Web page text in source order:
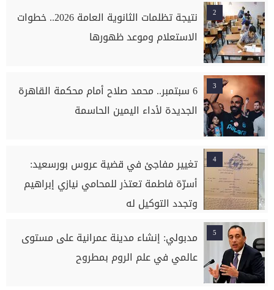
2
نتيجة تظلمات الثانوية العامة 2026.. خطوات
الاستعلام وموعد ظهورها
3
6 سبتمبر.. محمد صلاح أمام محكمة القاهرة
الجديدة لأداء اليمين الحاسمة
4
تغيير مفاجئ في قضية عروس بورسعيد:
أسرّة فاطمة تعتذر للمحامي نيازي إبراهيم
وتجدد التوكيل له
5
مدبولي: إنشاء مدينة عمرانية على مستوى
عالمي في علم الروم بمطروح